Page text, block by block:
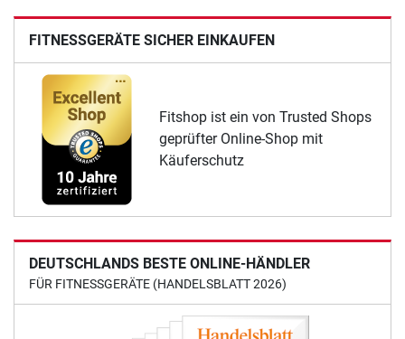
FITNESSGERÄTE SICHER EINKAUFEN
Fitshop ist ein von Trusted Shops
geprüfter Online-Shop mit
Käuferschutz
DEUTSCHLANDS BESTE ONLINE-HÄNDLER
FÜR FITNESSGERÄTE (HANDELSBLATT 2026)